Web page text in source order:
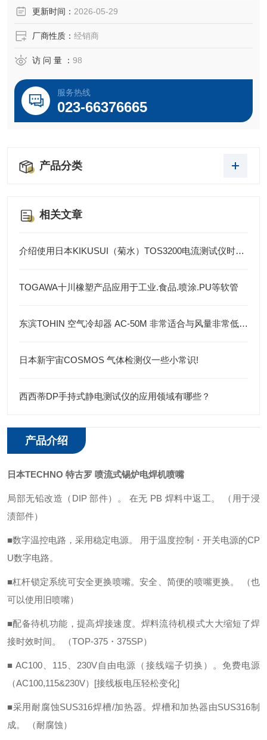
更新时间： 2026-05-29
厂商性质： 经销商
访 问 量 ： 98
服务热线
023-66376665
产品分类
相关文章
介绍使用日本KIKUSUI（菊水）TOS3200电流测试仪时注意事项
TOGAWA十川橡塑产品应用于工业.食品.喷涂.PU等软管
东滨TOHIN 空气冷却器 AC-50M 非常适合与风量非常低的小型压缩机工作场所
日本新宇宙COSMOS 气体检测仪一些小常识!
西西蒂DP手持式静电测试仪的应用领域有哪些？
产品介绍
日本TECHNO 特古罗 喷流式锡炉电焊机喷嘴
局部无铅改造（DIP 部件）。 在无 PB 焊料中返工。 （用于浸
渍部件）
■数字温控电路，采用稳定电源。 用于温度控制・开关电源的CP
U数字电路。
■杠杆锁定系统可安全更换喷嘴。安全、简便的喷嘴更换。 （也
可以使用旧喷嘴）
■配备待机功能，提高焊接速度。 焊料流待机模式大大缩短了焊
接时效时间。 （TOP-375・375SP）
■ AC100、115、230V自由电源（接线端子切换）。 免费电源
（AC100,115&230V）[接线板电压轻松变化]
■采用耐腐蚀SUS316焊槽/加热器。焊槽和加热器由SUS316制
成。 （耐腐蚀）